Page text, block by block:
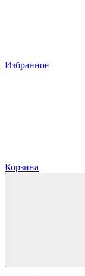
Избранное
Корзина